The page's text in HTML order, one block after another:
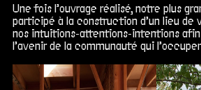
Une fois l’ouvrage réalisé, notre plus
participé à la construction d’un lieu de
nos intuitions-attentions-intentions afin
l’avenir de la communauté qui